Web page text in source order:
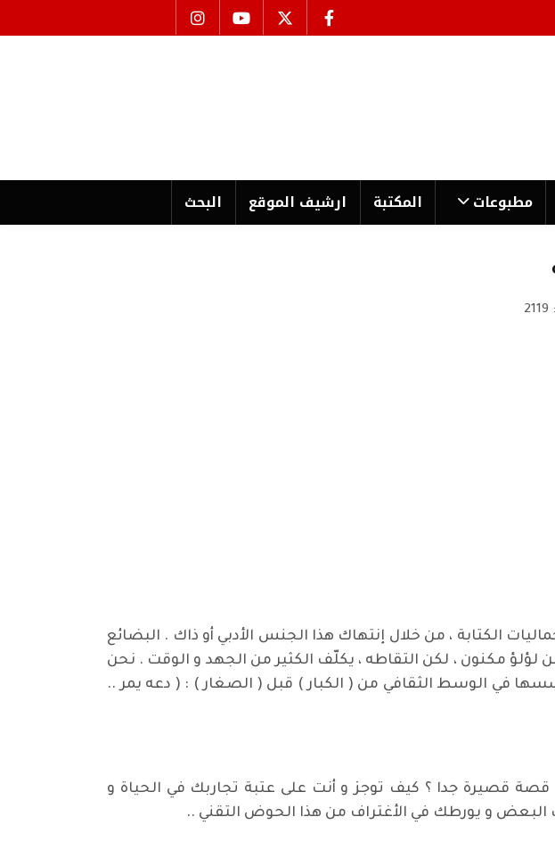
مطبوعات المكتبة ارشیف الموقع البحث
الكتابة ، من خلال إنتهاك هذا الجنس الأدبي أو ذاك . البضائع
لؤلؤ مكنون ، لكن التقاطه ، يكلّف الكثير من الجهد و الوقت . نحن
في الوسط الثقافي من ( الكبار ) قبل ( الصغار ) : ( دعه يمر ..
قصيرة جدا ؟ كيف توجز و أنت على عتبة تجاربك في الحياة و
البعض و يورطك في الأغتراف من هذا الحوض التقني ..